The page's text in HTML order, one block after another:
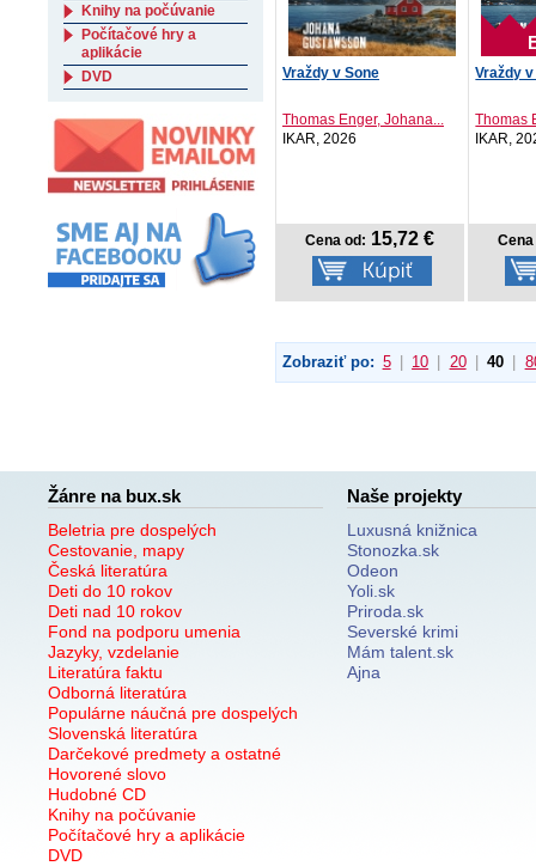
Vraždy v Sone
Thomas Enger, Johana...
IKAR, 2026
Cena od: 15,72 €
Vraždy
Thomas
IKAR,
Zobraziť po: 5 10 20 40
Knihy na počúvanie
Počítačové hry a
aplikácie
DVD
Žánre na bux.sk
Beletria pre dospelých
Cestovanie, mapy
Česká literatúra
Deti do 10 rokov
Deti nad 10 rokov
Fond na podporu umenia
Jazyky, vzdelanie
Literatúra faktu
Odborná literatúra
Populárne náučná pre dospelých
Slovenská literatúra
Darčekové predmety a ostatné
Hovorené slovo
Hudobné CD
Knihy na počúvanie
Počítačové hry a aplikácie
DVD
Naše projekty
Luxusná knižnica
Stonozka.sk
Odeon
Yoli.sk
Priroda.sk
Severské krimi
Mám talent.sk
Ajna